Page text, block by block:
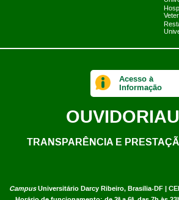
CampusUniversitário Darcy Ribeiro, Brasília-DF |
Acesso à
Informação
OUVIDORIA
TRANSPARÊNCIA E